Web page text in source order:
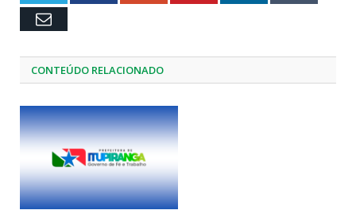
Email
CONTEÚDO RELACIONADO